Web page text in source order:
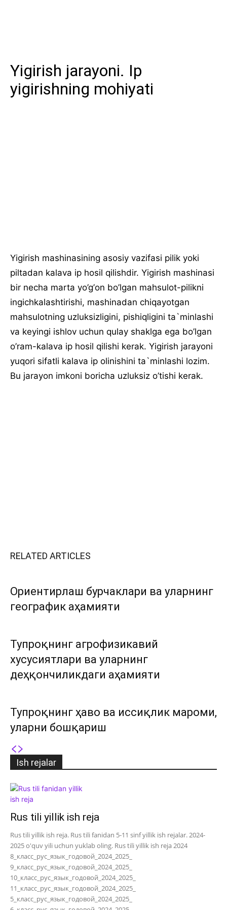
Yigirish jarayoni. Ip
yigirishning mohiyati
Yigirish mashinasining asоsiy vazifasi pilik yoki
piltadan kalava ip hоsil qilishdir. Yigirish mashinasi
bir necha marta yo’g’оn bo’lgan mahsulоt-pilikni
ingichkalashtirishi, mashinadan chiqayotgan
mahsulоtning uzluksizligini, pishiqligini ta`minlashi
va keyingi ishlоv uchun qulay shaklga ega bo’lgan
o’ram-kalava ip hоsil qilishi kerak. Yigirish jarayoni
yuqоri sifatli kalava ip оlinishini ta`minlashi lоzim.
Bu jarayon imkоni bоricha uzluksiz o’tishi kerak.
RELATED ARTICLES
Ориентирлаш бурчаклари ва уларнинг
географик аҳамияти
Тупроқнинг агрофизикавий
хусусиятлари ва уларнинг
деҳқончиликдаги аҳамияти
Тупроқнинг ҳаво ва иссиқлик мароми,
уларни бошқариш
Ish rejalar
Rus tili yillik ish reja
Rus tili yillik ish reja. Rus tili fanidan 5-11 sinf yillik ish rejalar. 2024-
2025 o'quv yili uchun yuklab oling. Rus tili yillik ish reja 2024
8_класс_рус_язык_годовой_2024_2025_
9_класс_рус_язык_годовой_2024_2025_
10_класс_рус_язык_годовой_2024_2025_
11_класс_рус_язык_годовой_2024_2025_
5_класс_рус_язык_годовой_2024_2025_